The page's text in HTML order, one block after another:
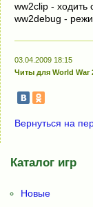
ww2clip - xoдить
ww2debug -
03.04.2009 18:15
Читы для World War
Вернуться на
Каталог игр
Новые